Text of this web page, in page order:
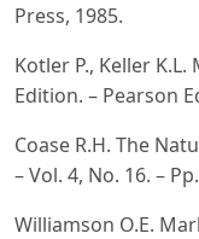
Press, 1985.
Kotler P., Keller
Edition. – Pearson
Coase R.H. The
– Vol. 4, No. 16. –
Williamson O.E.